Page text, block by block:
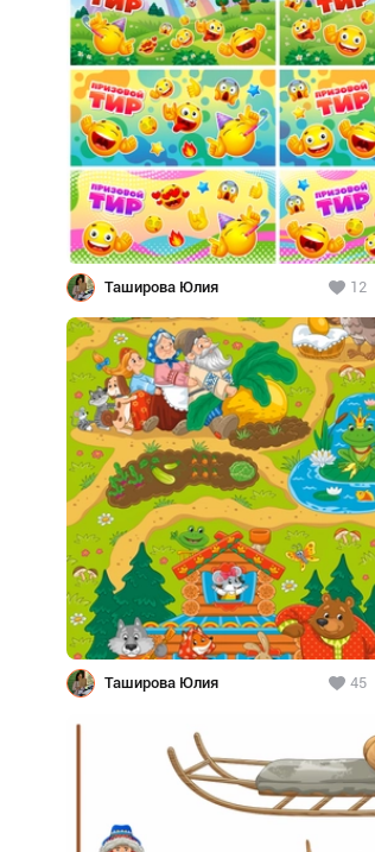
Таширова Юлия 12
Таширова Юлия 45